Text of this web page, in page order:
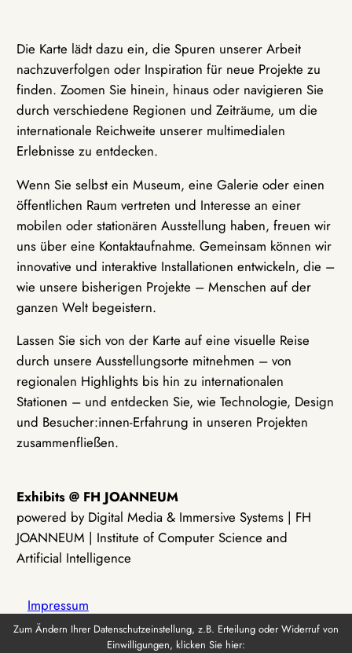
Die Karte lädt dazu ein, die Spuren unserer Arbeit
nachzuverfolgen oder Inspiration für neue Projekte zu
finden. Zoomen Sie hinein, hinaus oder navigieren Sie
durch verschiedene Regionen und Zeiträume, um die
internationale Reichweite unserer multimedialen
Erlebnisse zu entdecken.
Wenn Sie selbst ein Museum, eine Galerie oder einen
öffentlichen Raum vertreten und Interesse an einer
mobilen oder stationären Ausstellung haben, freuen wir
uns über eine Kontaktaufnahme. Gemeinsam können wir
innovative und interaktive Installationen entwickeln, die –
wie unsere bisherigen Projekte – Menschen auf der
ganzen Welt begeistern.
Lassen Sie sich von der Karte auf eine visuelle Reise
durch unsere Ausstellungsorte mitnehmen – von
regionalen Highlights bis hin zu internationalen
Stationen – und entdecken Sie, wie Technologie, Design
und Besucher:innen-Erfahrung in unseren Projekten
zusammenfließen.
Exhibits @ FH JOANNEUM
powered by Digital Media & Immersive Systems | FH
JOANNEUM | Institute of Computer Science and
Artificial Intelligence
Impressum
Zum Ändern Ihrer Datenschutzeinstellung, z.B. Erteilung oder Widerruf von
Einwilligungen, klicken Sie hier: